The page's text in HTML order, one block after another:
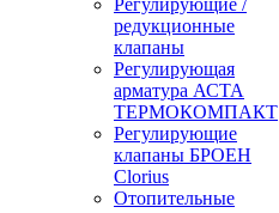
Регулирующие /
редукционные
клапаны
Регулирующая
арматура АСТА
ТЕРМОКОМПАКТ
Регулирующие
клапаны БРОЕН
Clorius
Отопительные